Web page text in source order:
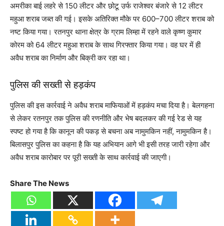
अमरीका बाई लहरे से 150 लीटर और छोटू उर्फ राजेश्वर बंजारे से 12 लीटर
महुआ शराब जब्त की गई। इसके अतिरिक्त मौके पर 600–700 लीटर शराब को
नष्ट किया गया। रतनपुर थाना क्षेत्र के ग्राम लिम्हा में रहने वाले कृष्ण कुमार
कोरम को 64 लीटर महुआ शराब के साथ गिरफ्तार किया गया। वह घर में ही
अवैध शराब का निर्माण और बिक्री कर रहा था।
पुलिस की सख्ती से हड़कंप
पुलिस की इस कार्रवाई ने अवैध शराब माफियाओं में हड़कंप मचा दिया है। बेलगहना
से लेकर रतनपुर तक पुलिस की रणनीति और भेष बदलकर की गई रेड से यह
स्पष्ट हो गया है कि कानून की पकड़ से बचना अब नामुमकिन नहीं, नामुमकिन है।
बिलासपुर पुलिस का कहना है कि यह अभियान आगे भी इसी तरह जारी रहेगा और
अवैध शराब कारोबार पर पूरी सख्ती के साथ कार्रवाई की जाएगी।
Share The News